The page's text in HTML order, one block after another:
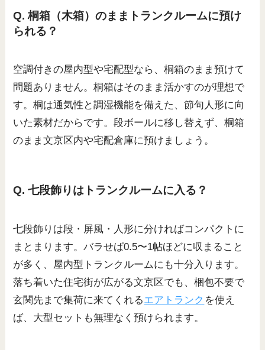
Q. 桐箱（木箱）のままトランクルームに預け
られる？
空調付きの屋内型や宅配型なら、桐箱のまま預けて
問題ありません。桐箱はそのまま活かすのが理想で
す。桐は通気性と調湿機能を備えた、節句人形に向
いた素材だからです。段ボールに移し替えず、桐箱
のまま文京区内や宅配倉庫に預けましょう。
Q. 七段飾りはトランクルームに入る？
七段飾りは段・屏風・人形に分ければコンパクトに
まとまります。バラせば0.5〜1帖ほどに収まること
が多く、屋内型トランクルームにも十分入ります。
落ち着いた住宅街が広がる文京区でも、梱包不要で
玄関先まで集荷に来てくれるエアトランク を使え
ば、大型セットも無理なく預けられます。